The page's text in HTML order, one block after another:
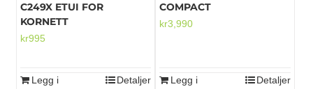
C249X ETUI FOR
KORNETT
kr995
Legg i
Detaljer
COMPACT
kr3,990
Legg i
Detaljer